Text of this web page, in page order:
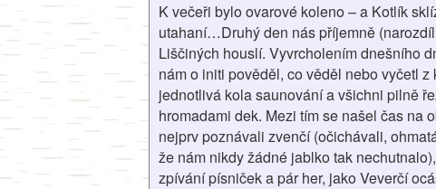
K večeři bylo ovarové koleno – a Kotlík
utahaní…Druhý den nás příjemně
Liščiných houslí. Vyvrcholením dnešního
nám o initi pověděl, co věděl nebo vyčetl
jednotlivá kola saunování a všichni pilně
hromadami dek. Mezi tím se našel čas na
nejprv poznávali zvenčí (očichávali,
že nám nikdy žádné jablko tak
zpívání písniček a pár her, jako Veverčí